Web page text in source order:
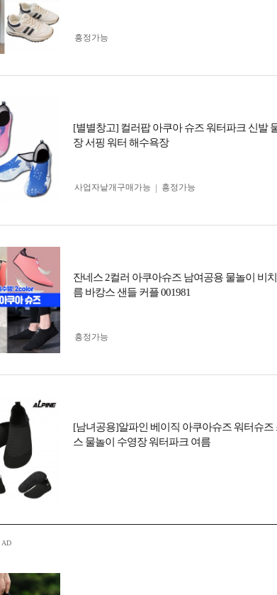
흥정가능
[별별창고] 컬러팝 아쿠아 슈즈 워터파크 신발
장 서핑 워터 해수욕장
사업자 낱개구매가능 흥정가능
잔네스 2컬러 아쿠아슈즈 남여공용 물놀이 비
름 바캉스 샌들 커플 001981
흥정가능
[남녀공용]알파인 베이직 아쿠아슈즈 워터슈즈
스 물놀이 수영장 워터파크 여름